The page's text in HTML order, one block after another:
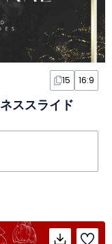
15 16:9
ススライド